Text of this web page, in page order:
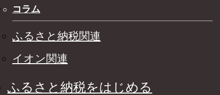
コラム
ふるさと納税関連
イオン関連
ふるさと納税をはじめる